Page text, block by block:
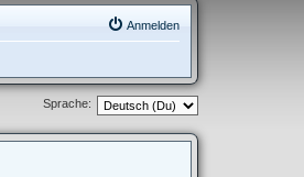
Anmelden
Sprache: